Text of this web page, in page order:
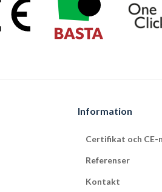
Information
Certifikat och CE-
Referenser
Kontakt